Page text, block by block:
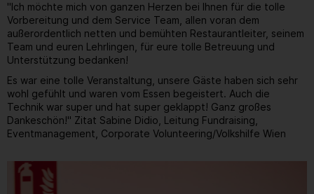
"Ich möchte mich von ganzen Herzen bei Ihnen für die tolle
Vorbereitung und dem Service Team, allen voran dem
außerordentlich netten und bemühten Restaurantleiter, seinem
Team und euren Lehrlingen, für eure tolle Betreuung und
Unterstützung bedanken!
Es war eine tolle Veranstaltung, unsere Gäste haben sich sehr
wohl gefühlt und waren vom Essen begeistert. Auch die
Technik war super und hat super geklappt! Ganz großes
Dankeschön!" Zitat Sabine Didio, Leitung Fundraising,
Eventmanagement, Corporate Volunteering/Volkshilfe Wien
/ 31